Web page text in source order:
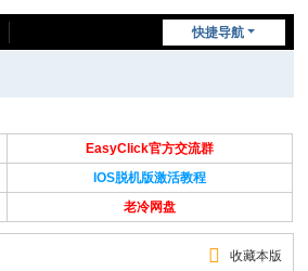
快捷导航
EasyClick官方交流群
IOS脱机版激活教程
老冷网盘
收藏本版